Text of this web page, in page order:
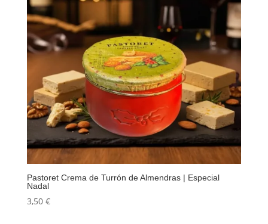
Pastoret Crema de Turrón de Almendras | Especial
Nadal
3,50 €